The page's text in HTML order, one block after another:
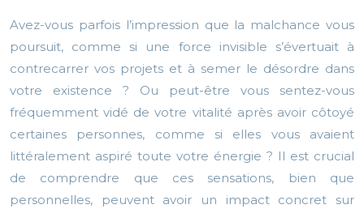
Avez-vous parfois l’impression que la malchance vous
poursuit, comme si une force invisible s’évertuait à
contrecarrer vos projets et à semer le désordre dans
votre existence ? Ou peut-être vous sentez-vous
fréquemment vidé de votre vitalité après avoir côtoyé
certaines personnes, comme si elles vous avaient
littéralement aspiré toute votre énergie ? Il est crucial
de comprendre que ces sensations, bien que
personnelles, peuvent avoir un impact concret sur